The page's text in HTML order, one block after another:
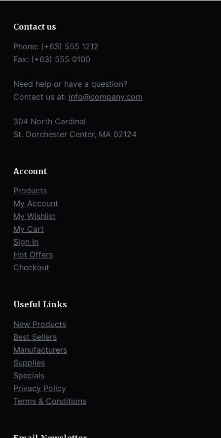
Contact us
Phone: (+63) 555 1212
Fax: (+63) 555 0100
Need help or have a question?
Contact us at: info@company.com
304 North Cardinal
St. Dorchester Center, MA 02124
Account
Products
My Account
My Wishlist
My Cart
Sign In
Hot Offers
Checkout
Useful Links
New Products
Best Sellers
Manufacturers
Supplies
Specials
Privacy Policy
Terms & Conditions